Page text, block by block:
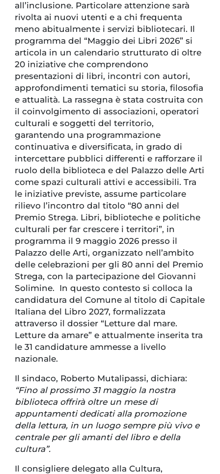
all’inclusione. Particolare attenzione sarà
rivolta ai nuovi utenti e a chi frequenta
meno abitualmente i servizi bibliotecari. Il
programma del “Maggio dei Libri 2026” si
articola in un calendario strutturato di oltre
20 iniziative che comprendono
presentazioni di libri, incontri con autori,
approfondimenti tematici su storia, filosofia
e attualità. La rassegna è stata costruita con
il coinvolgimento di associazioni, operatori
culturali e soggetti del territorio,
garantendo una programmazione
continuativa e diversificata, in grado di
intercettare pubblici differenti e rafforzare il
ruolo della biblioteca e del Palazzo delle Arti
come spazi culturali attivi e accessibili. Tra
le iniziative previste, assume particolare
rilievo l’incontro dal titolo “80 anni del
Premio Strega. Libri, biblioteche e politiche
culturali per far crescere i territori”, in
programma il 9 maggio 2026 presso il
Palazzo delle Arti, organizzato nell’ambito
delle celebrazioni per gli 80 anni del Premio
Strega, con la partecipazione del Giovanni
Solimine. In questo contesto si colloca la
candidatura del Comune al titolo di Capitale
Italiana del Libro 2027, formalizzata
attraverso il dossier “Letture dal mare.
Letture da amare” e attualmente inserita tra
le 31 candidature ammesse a livello
nazionale.
Il sindaco, Roberto Mutalipassi, dichiara:
“Fino al prossimo 31 maggio la nostra
biblioteca offrirà oltre un mese di
appuntamenti dedicati alla promozione
della lettura, in un luogo sempre più vivo e
centrale per gli amanti del libro e della
cultura”.
Il consigliere delegato alla Cultura,